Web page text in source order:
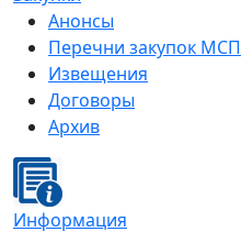
Анонсы
Перечни закупок МСП
Извещения
Договоры
Архив
Информация